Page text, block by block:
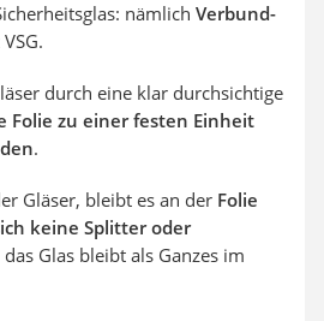
nämlich Verbund-
durch eine klar durchsichtige
Folie zu einer festen Einheit
.
Gläser, bleibt es an der Folie
keine Splitter oder
das Glas bleibt als Ganzes im